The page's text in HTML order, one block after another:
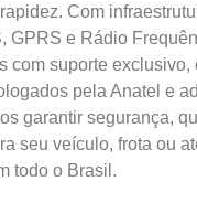
Com
GPRS e Rádio
com suporte exclusivo,
pela Anatel e
garantir segurança,
seu veículo, frota ou
todo o Brasil.